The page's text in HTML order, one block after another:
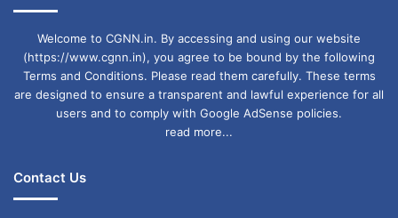
Welcome to CGNN.in. By accessing and using our website
(https://www.cgnn.in), you agree to be bound by the following
Terms and Conditions. Please read them carefully. These terms
are designed to ensure a transparent and lawful experience for all
users and to comply with Google AdSense policies.
read more...
Contact Us